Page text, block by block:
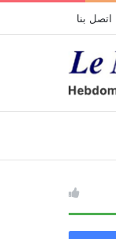
اتصل بنا